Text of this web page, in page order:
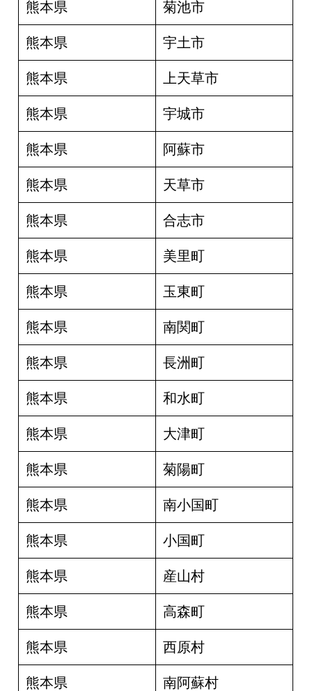
熊本県 菊池市
熊本県 宇土市
熊本県 上天草市
熊本県 宇城市
熊本県 阿蘇市
熊本県 天草市
熊本県 合志市
熊本県 美里町
熊本県 玉東町
熊本県 南関町
熊本県 長洲町
熊本県 和水町
熊本県 大津町
熊本県 菊陽町
熊本県 南小国町
熊本県 小国町
熊本県 産山村
熊本県 高森町
熊本県 西原村
熊本県 南阿蘇村